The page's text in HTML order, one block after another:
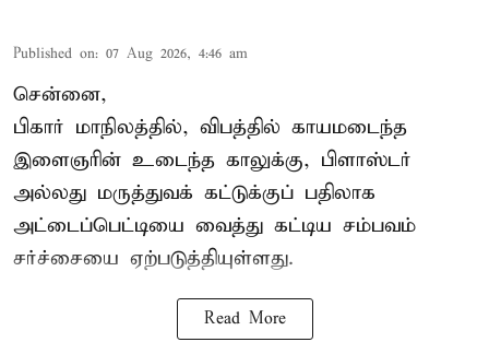
Published on: 07 Aug 2026, 4:46 am
சென்னை,
பிகார் மாநிலத்தில், விபத்தில் காயமடைந்த
இளைஞரின் உடைந்த காலுக்கு, பிளாஸ்டர்
அல்லது மருத்துவக் கட்டுக்குப் பதிலாக
அட்டைப்பெட்டியை வைத்து கட்டிய சம்பவம்
சர்ச்சையை ஏற்படுத்தியுள்ளது.
Read More